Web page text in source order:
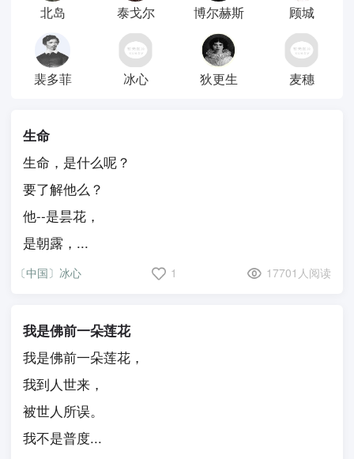
北岛 泰戈尔 博尔赫斯 顾城
裴多菲 冰心 狄更生 麦穗
生命
生命，是什么呢？
要了解他么？
他--是昙花，
是朝露，...
〔中国〕冰心 1 17701人阅读
我是佛前一朵莲花
我是佛前一朵莲花，
我到人世来，
被世人所误。
我不是普度...